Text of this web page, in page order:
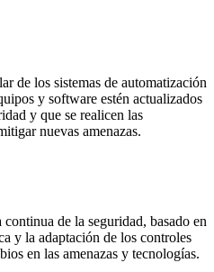
de los sistemas de automatización
y software estén actualizados
y que se realicen las
nuevas amenazas.
de la seguridad, basado en
y la adaptación de los controles
en las amenazas y tecnologías.